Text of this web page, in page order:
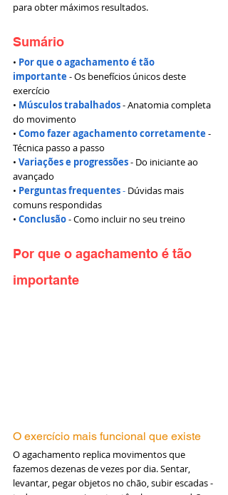
para obter máximos resultados.
Sumário
• Por que o agachamento é tão
importante - Os benefícios únicos deste
exercício
• Músculos trabalhados - Anatomia completa
do movimento
• Como fazer agachamento corretamente -
Técnica passo a passo
• Variações e progressões- Do iniciante ao
avançado
• Perguntas frequentes - Dúvidas mais
comuns respondidas
• Conclusão - Como incluir no seu treino
Por que o agachamento é tão
importante
O exercício mais funcional que existe
O agachamento replica movimentos que
fazemos dezenas de vezes por dia. Sentar,
levantar, pegar objetos no chão, subir escadas -